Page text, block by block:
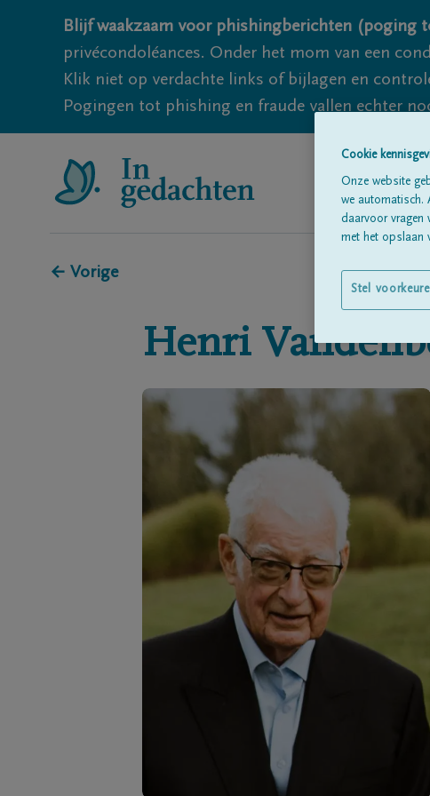
Blijf waakzaam voor phishingberichten (poging
privécondoléances. Onder het mom van een
Klik niet op verdachte links of bijlagen en
Pogingen tot phishing en fraude vallen echter
← Vorige
Henri
Cookie
Onze website
we automatisch.
daarvoor vragen
met het opslaan
Stel